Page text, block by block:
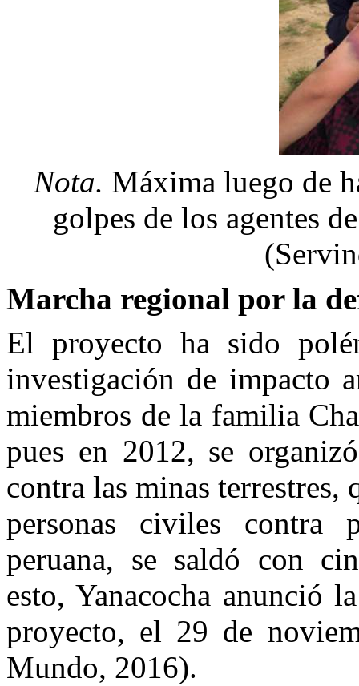
Nota. Máxima luego de
golpes de los agentes
Marcha regional por la
El proyecto ha sido
investigación de impacto
miembros de la familia
pues en 2012, se
contra las minas
personas civiles contra
peruana, se saldó con
esto, Yanacocha anunció
proyecto, el 29 de
Mundo, 2016).